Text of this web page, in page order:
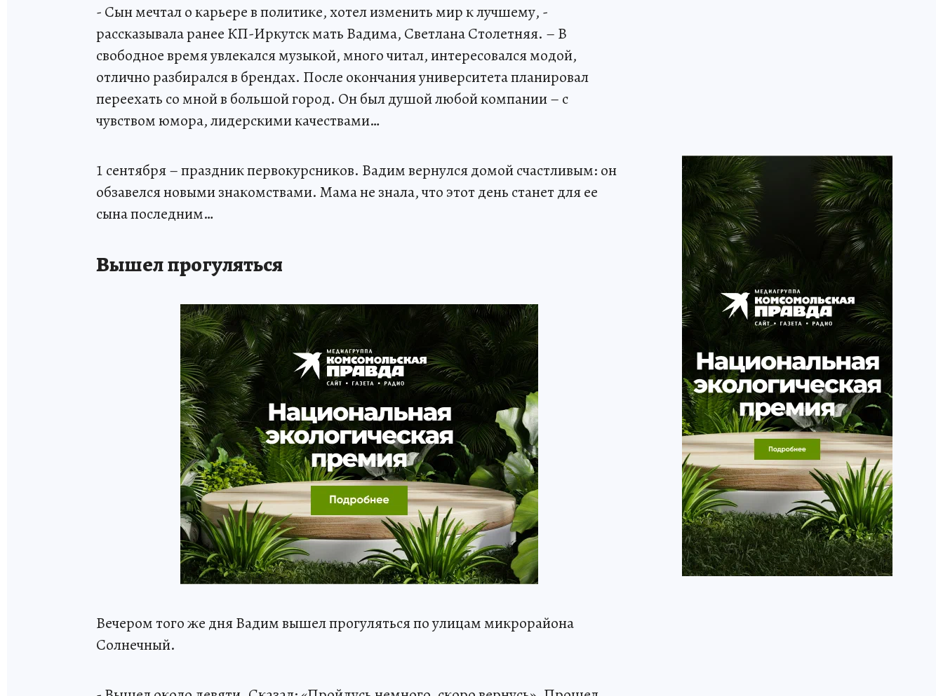
- Сын мечтал о карьере в политике, хотел изменить мир к лучшему, -
рассказывала ранее КП-Иркутск мать Вадима, Светлана Столетняя. – В
свободное время увлекался музыкой, много читал, интересовался модой,
отлично разбирался в брендах. После окончания университета планировал
переехать со мной в большой город. Он был душой любой компании – с
чувством юмора, лидерскими качествами…
1 сентября – праздник первокурсников. Вадим вернулся домой счастливым: он
обзавелся новыми знакомствами. Мама не знала, что этот день станет для ее
сына последним…
Вышел прогуляться
Вечером того же дня Вадим вышел прогуляться по улицам микрорайона
Солнечный.